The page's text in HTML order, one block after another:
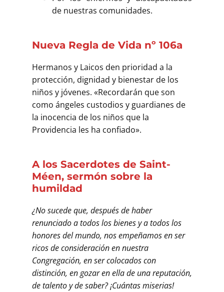
de nuestras comunidades.
Nueva Regla de Vida nº 106a
Hermanos y Laicos den prioridad a la
protección, dignidad y bienestar de los
niños y jóvenes. «Recordarán que son
como ángeles custodios y guardianes de
la inocencia de los niños que la
Providencia les ha confiado».
A los Sacerdotes de Saint-
Méen, sermón sobre la
humildad
¿No sucede que, después de haber
renunciado a todos los bienes y a todos los
honores del mundo, nos empeñamos en ser
ricos de consideración en nuestra
Congregación, en ser colocados con
distinción, en gozar en ella de una reputación,
de talento y de saber? ¡Cuántas miserias!